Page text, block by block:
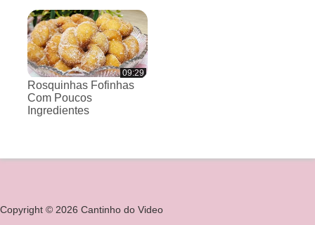
09:29
Rosquinhas Fofinhas
Com Poucos
Ingredientes
Copyright © 2026 Cantinho do Video